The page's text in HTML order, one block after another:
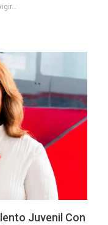
…
Juvenil Con